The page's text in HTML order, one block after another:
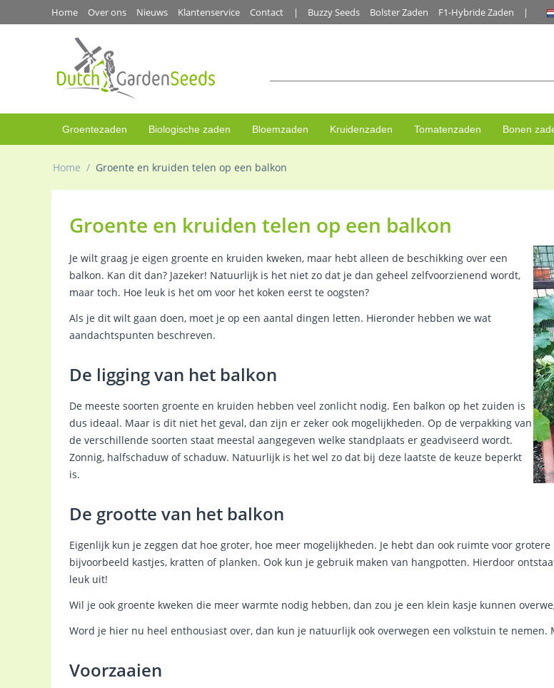
Home Over ons Nieuws Klantenservice Contact Buzzy Seeds Bolster Zaden F1-Hybride Zaden
Groentezaden Biologische zaden Bloemzaden Kruidenzaden Tomatenzaden Bonen
Home / Groente en kruiden telen op een balkon
Groente en kruiden telen op een balkon
Je wilt graag je eigen groente en kruiden kweken, maar hebt alleen de beschikking over een
balkon. Kan dit dan? Jazeker! Natuurlijk is het niet zo dat je dan geheel zelfvoorzienend wordt,
maar toch. Hoe leuk is het om voor het koken eerst te oogsten?
Als je dit wilt gaan doen, moet je op een aantal dingen letten. Hieronder hebben we wat
aandachtspunten beschreven.
De ligging van het balkon
De meeste soorten groente en kruiden hebben veel zonlicht nodig. Een balkon op het zuiden is
dus ideaal. Maar is dit niet het geval, dan zijn er zeker ook mogelijkheden. Op de verpakking van
de verschillende soorten staat meestal aangegeven welke standplaats er geadviseerd wordt.
Zonnig, halfschaduw of schaduw. Natuurlijk is het wel zo dat bij deze laatste de keuze beperkt
is.
De grootte van het balkon
Eigenlijk kun je zeggen dat hoe groter, hoe meer mogelijkheden. Je hebt dan ook ruimte voor
bijvoorbeeld kastjes, kratten of planken. Ook kun je gebruik maken van hangpotten. Hierdoor
leuk uit!
Wil je ook groente kweken die meer warmte nodig hebben, dan zou je een klein kasje kunnen
Word je hier nu heel enthousiast over, dan kun je natuurlijk ook overwegen een volkstuin te
Voorzaaien